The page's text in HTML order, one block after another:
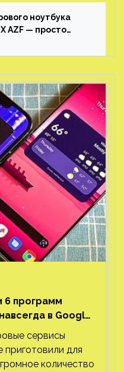
ноутбука
AZF — просто
6 программ
в Google
с 1 млн
сервисы
приготовили для
количество